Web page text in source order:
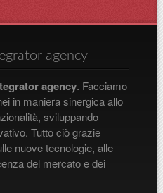
agency
agency. Facciamo
in maniera sinergica allo
sviluppando
Tutto ciò grazie
nuove tecnologie, alle
del mercato e dei